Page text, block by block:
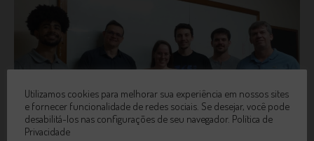
Utilizamos cookies para melhorar sua experiência em nossos sites
e fornecer funcionalidade de redes sociais. Se desejar, você pode
desabilitá-los nas configurações de seu navegador. Política de
Privacidade